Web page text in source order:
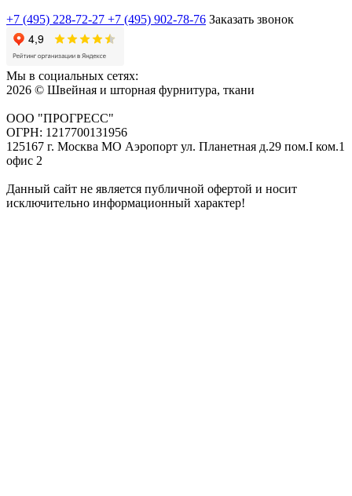
+7 (495) 228-72-27 +7 (495) 902-78-76 Заказать звонок
Мы в социальных сетях:
2026 © Швейная и шторная фурнитура, ткани
ООО "ПРОГРЕСС"
ОГРН: 1217700131956
125167 г. Москва МО Аэропорт ул. Планетная д.29 пом.I ком.1
офис 2
Данный сайт не является публичной офертой и носит
исключительно информационный характер!